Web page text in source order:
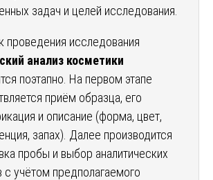
задач и целей исследования.
проведения исследования
анализ косметики
поэтапно. На первом этапе
приём образца, его
и описание (форма, цвет,
запах). Далее производится
пробы и выбор аналитических
с учётом предполагаемого